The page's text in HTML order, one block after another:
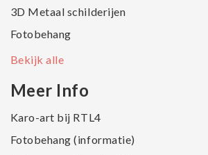
3D Metaal schilderijen
Fotobehang
Bekijk alle
Meer Info
Karo-art bij RTL4
Fotobehang (informatie)